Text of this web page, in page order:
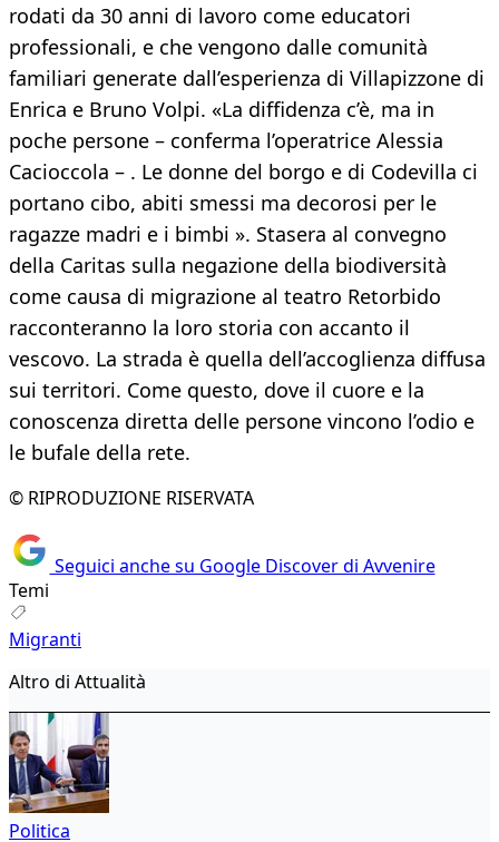
rodati da 30 anni di lavoro come educatori
professionali, e che vengono dalle comunità
familiari generate dall’esperienza di Villapizzone di
Enrica e Bruno Volpi. «La diffidenza c’è, ma in
poche persone – conferma l’operatrice Alessia
Cacioccola – . Le donne del borgo e di Codevilla ci
portano cibo, abiti smessi ma decorosi per le
ragazze madri e i bimbi ». Stasera al convegno
della Caritas sulla negazione della biodiversità
come causa di migrazione al teatro Retorbido
racconteranno la loro storia con accanto il
vescovo. La strada è quella dell’accoglienza diffusa
sui territori. Come questo, dove il cuore e la
conoscenza diretta delle persone vincono l’odio e
le bufale della rete.
© RIPRODUZIONE RISERVATA
Seguici anche su Google Discover di Avvenire
Temi
Migranti
Altro di Attualità
Politica